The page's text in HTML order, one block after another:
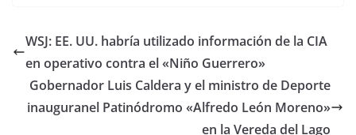
WSJ: EE. UU. habría utilizado información de la CIA
en operativo contra el «Niño Guerrero»
Gobernador Luis Caldera y el ministro de Deporte
inauguranel Patinódromo «Alfredo León Moreno»
en la Vereda del Lago